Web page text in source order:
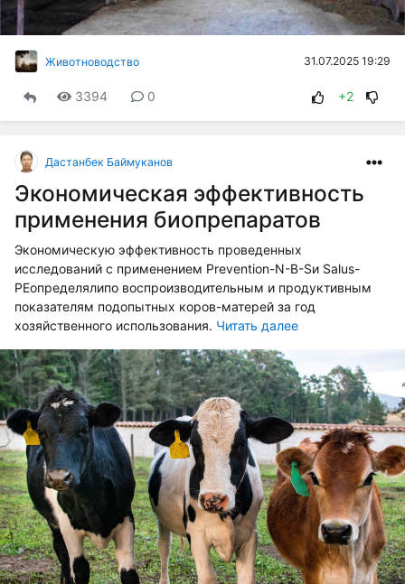
Животноводство 31.07.2025 19:29
3394 0 +2
Дастанбек Баймуканов
Экономическая эффективность
применения биопрепаратов
Экономическую эффективность проведенных
исследований с применением Prevention-N-B-Sи Salus-
PEопределялипо воспроизводительным и продуктивным
показателям подопытных коров-матерей за год
хозяйственного использования. Читать далее